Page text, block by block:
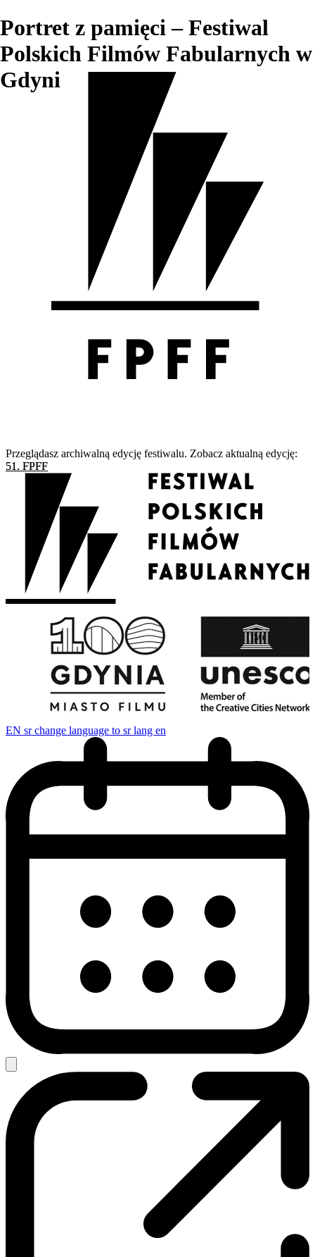
Portret z pamięci – Festiwal
Polskich Filmów Fabularnych w
Gdyni
Przeglądasz archiwalną edycję festiwalu. Zobacz aktualną edycję:
51. FPFF
EN sr change language to sr lang en